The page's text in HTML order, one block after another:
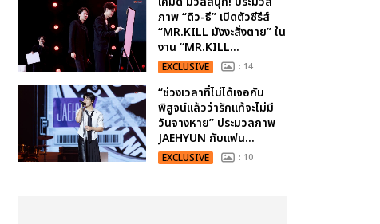
ภาพ “ดิว-ธี” เปิดตัวซีรีส์
“MR.KILL มังงะสั่งตาย” ใน
งาน “MR.KILL...
EXCLUSIVE : 14
“ช่วงเวลาที่ไม่ได้เจอกัน
พิสูจน์แล้วว่ารักแท้จะไม่มี
วันจางหาย” ประมวลภาพ
JAEHYUN กับแฟน...
EXCLUSIVE : 10